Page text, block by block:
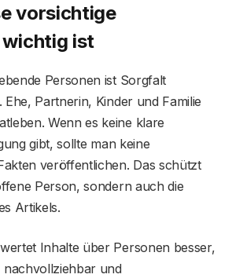
vorsichtige
wichtig ist
Personen ist Sorgfalt
Ehe, Partnerin, Kinder und Familie
Wenn es keine klare
gibt, sollte man keine
veröffentlichen. Das schützt
Person, sondern auch die
Artikels.
Inhalte über Personen besser,
und